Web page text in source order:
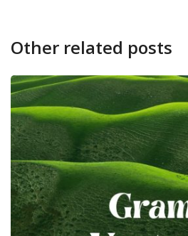
Other related posts